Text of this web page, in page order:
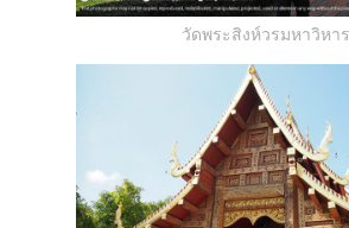
วัดพระสิงห์วรมหาวิหาร